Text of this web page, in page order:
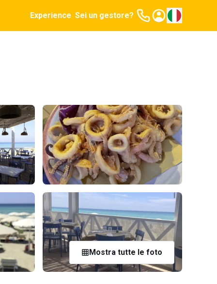
Experience Sei un gestore?
Mostra tutte le foto